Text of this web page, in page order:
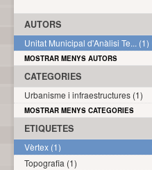
AUTORS
Unitat Municipal d'Anàlisi Te... (1)
MOSTRAR MENYS AUTORS
CATEGORIES
Urbanisme i infraestructures (1)
MOSTRAR MENYS CATEGORIES
ETIQUETES
Vèrtex (1)
Topografia (1)